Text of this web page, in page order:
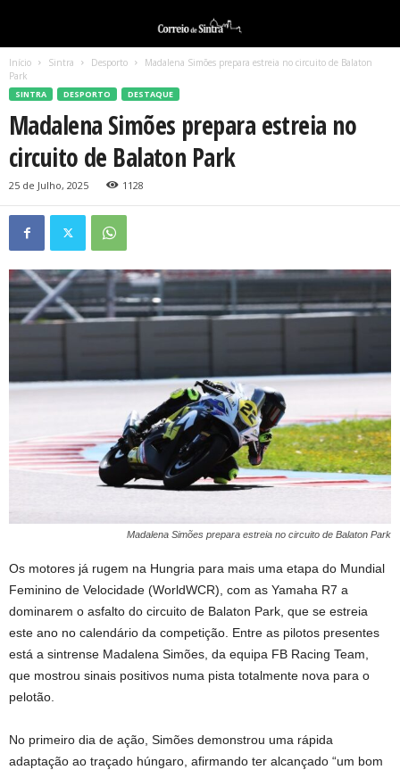
Início Sintra Desporto
Madalena Simões prepara estreia no circuito de Balaton
Park
SINTRA DESPORTO DESTAQUE
Madalena Simões prepara estreia no
circuito de Balaton Park
25 de Julho, 2025 1128
Madalena Simões prepara estreia no circuito de Balaton Park
Os motores já rugem na Hungria para mais uma etapa do Mundial
Feminino de Velocidade (WorldWCR), com as Yamaha R7 a
dominarem o asfalto do circuito de Balaton Park, que se estreia
este ano no calendário da competição. Entre as pilotos presentes
está a sintrense Madalena Simões, da equipa FB Racing Team,
que mostrou sinais positivos numa pista totalmente nova para o
pelotão.
No primeiro dia de ação, Simões demonstrou uma rápida
adaptação ao traçado húngaro, afirmando ter alcançado “um bom